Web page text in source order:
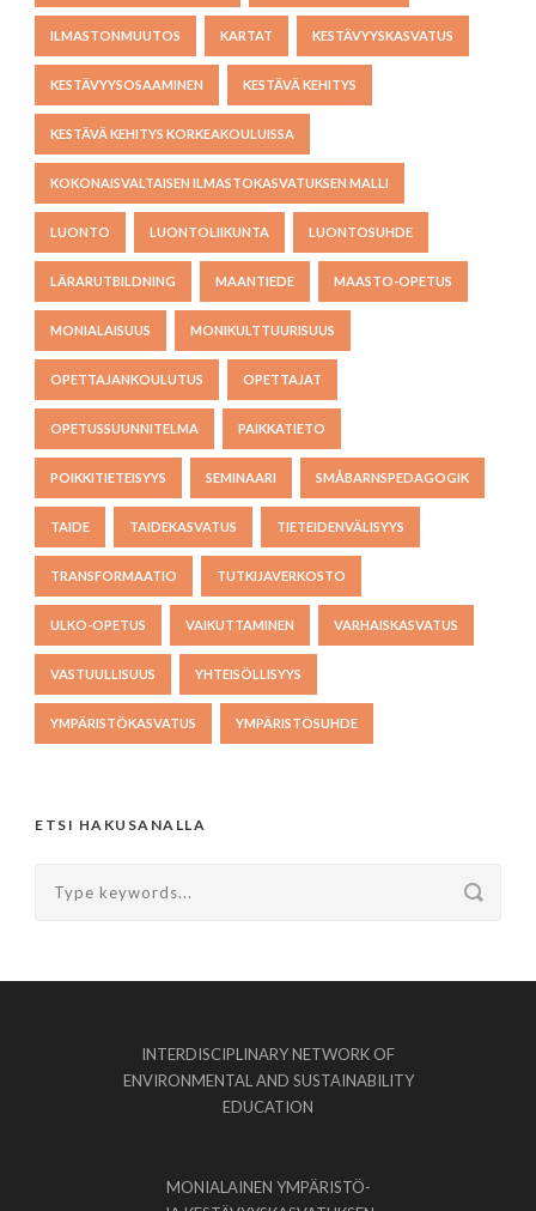
ILMASTONMUUTOS KARTAT KESTÄVYYSKASVATUS
KESTÄVYYSOSAAMINEN KESTÄVÄ KEHITYS
KESTÄVÄ KEHITYS KORKEAKOULUISSA
KOKONAISVALTAISEN ILMASTOKASVATUKSEN MALLI
LUONTO LUONTOLIIKUNTA LUONTOSUHDE
LÄRARUTBILDNING MAANTIEDE MAASTO-OPETUS
MONIALAISUUS MONIKULTTUURISUUS
OPETTAJANKOULUTUS OPETTAJAT
OPETUSSUUNNITELMA PAIKKATIETO
POIKKITIETEISYYS SEMINAARI SMÅBARNSPEDAGOGIK
TAIDE TAIDEKASVATUS TIETEIDENVÄLISYYS
TRANSFORMAATIO TUTKIJAVERKOSTO
ULKO-OPETUS VAIKUTTAMINEN VARHAISKASVATUS
VASTUULLISUUS YHTEISÖLLISYYS
YMPÄRISTÖKASVATUS YMPÄRISTÖSUHDE
ETSI HAKUSANALLA
INTERDISCIPLINARY NETWORK OF
ENVIRONMENTAL AND SUSTAINABILITY
EDUCATION
MONIALAINEN YMPÄRISTÖ-